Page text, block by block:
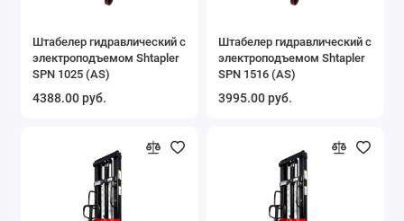
Штабелер гидравлический с
электроподъемом Shtapler
SPN 1025 (AS)
4388.00 руб.
Штабелер гидравлический с
электроподъемом Shtapler
SPN 1516 (AS)
3995.00 руб.